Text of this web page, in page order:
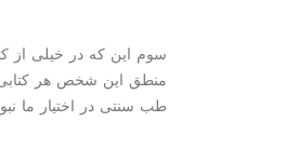
سوم این كه در خیلی از
منطق این شخص هر كتابی
طب سنتی در اختیار ما